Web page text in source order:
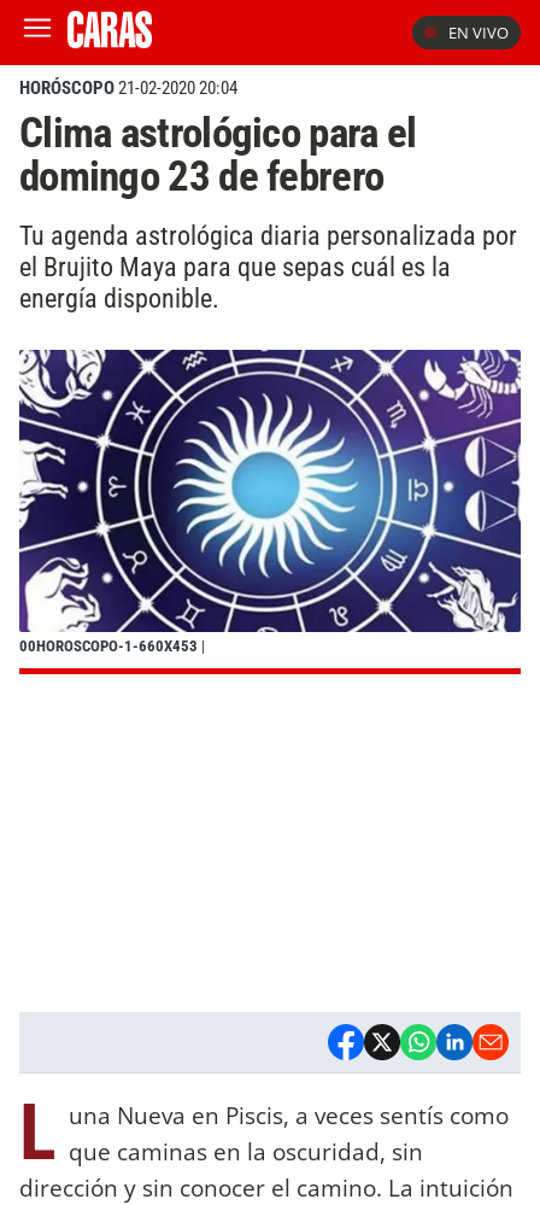
EN VIVO
HORÓSCOPO21-02-2020 20:04
Clima astrológico para el
domingo 23 de febrero
Tu agenda astrológica diaria personalizada por
el Brujito Maya para que sepas cuál es la
energía disponible.
00HOROSCOPO-1-660X453 |
L una Nueva en Piscis, a veces sentís como
que caminas en la oscuridad, sin
dirección y sin conocer el camino. La intuición